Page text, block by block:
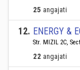
25 angajati
12. ENERGY &
Str. MIZIL 2C,
22 angajati